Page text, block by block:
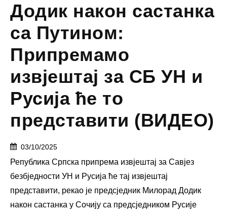
Додик након састанка
са Путином:
Припремамо
извјештај за СБ УН и
Русија ће то
представити (ВИДЕО)
03/10/2025
Република Српска припрема извјештај за Савјез
безбједности УН и Русија ће тај извјештај
представити, рекао је предсједник Милорад Додик
након састанка у Сочију са предсједником Русије